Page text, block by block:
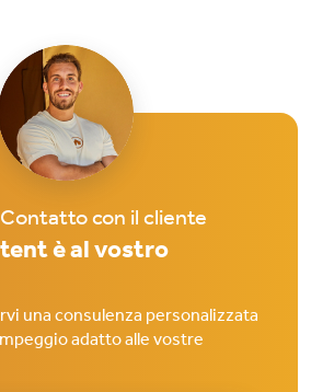
Contatto con il cliente
è al vostro
una consulenza personalizzata
adatto alle vostre